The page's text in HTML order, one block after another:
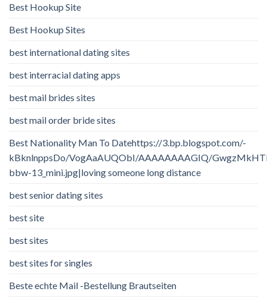
Best Hookup Site
Best Hookup Sites
best international dating sites
best interracial dating apps
best mail brides sites
best mail order bride sites
Best Nationality Man To Datehttps://3.bp.blogspot.com/-
kBknlnppsDo/VogAaAUQObI/AAAAAAAAGIQ/
bbw-13_mini.jpg|loving someone long distance
best senior dating sites
best site
best sites
best sites for singles
Beste echte Mail -Bestellung Brautseiten